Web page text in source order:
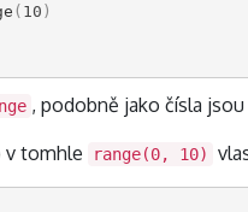
( 10 )
, podobně jako čísla
v tomhle
range(0, 10)